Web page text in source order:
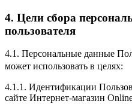
4. Цели сбора
пользователя
4.1. Персональные данные
может использовать в целях:
4.1.1. Идентификации
сайте Интернет-магазин